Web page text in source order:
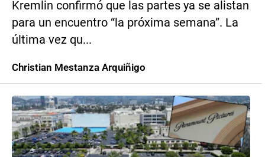
Kremlin confirmó que las partes ya se alistan
para un encuentro “la próxima semana”. La
última vez qu...
Christian Mestanza Arquiñigo